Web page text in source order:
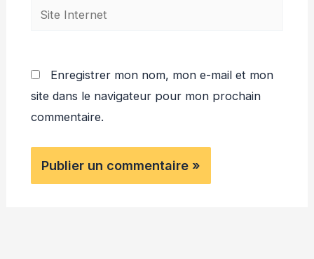
Site
Enregistrer mon nom, mon e-mail et mon
site dans le navigateur pour mon prochain
commentaire.